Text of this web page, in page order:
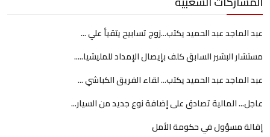
عبد الماجد عبد الحميد يكتب...زوج تسابيح يتقيأ علي ...
مستشار البشير السابق كلف بإيصال الإمداد للمليشيا.....
عبد الماجد عبد الحميد يكتب... لقاء الفريق الكباشي ...
عاجل... المالية تصادق على إضافة نوع جديد من السيار...
إقالة مسؤول في حكومة الأمل